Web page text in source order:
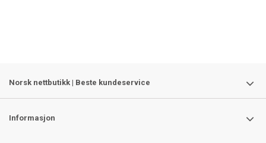
Norsk nettbutikk | Beste kundeservice
Informasjon